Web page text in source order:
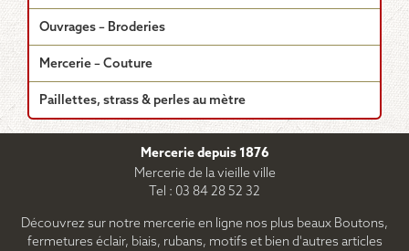
Ouvrages – Broderies
Mercerie – Couture
Paillettes, strass & perles au mètre
Mercerie depuis 1876
Mercerie de la vieille ville
Tel : 03 84 28 52 32
Découvrez sur notre mercerie en ligne nos plus beaux Boutons,
fermetures éclair, biais, rubans, motifs et bien d'autres articles